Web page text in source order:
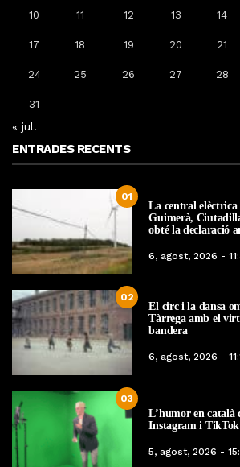
10 11 12 13 14
17 18 19 20 21
24 25 26 27 28
31
« jul.
ENTRADES RECENTS
01
La central
Guimerà,
obté la declaració
6, agost, 2026 -
02
El circ i la dansa
Tàrrega amb el
bandera
6, agost, 2026 -
03
L’humor en català
Instagram i TikTok
5, agost, 2026 -